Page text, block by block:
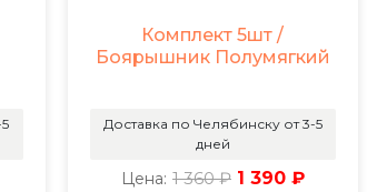
Комплект 5шт /
Боярышник Полумягкий
Доставка по Челябинску от 3-5
дней
Цена: 1 360 ₽ 1 390 ₽